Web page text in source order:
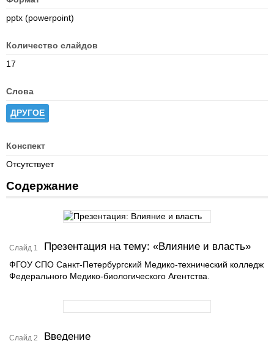
pptx (powerpoint)
Количество слайдов
17
Слова
ДРУГОЕ
Конспект
Отсутствует
Содержание
Слайд 1 Презентация на тему: «Влияние и власть»
ФГОУ СПО Санкт-Петербургский Медико-технический колледж
Федерального Медико-биологического Агентства.
Слайд 2 Введение